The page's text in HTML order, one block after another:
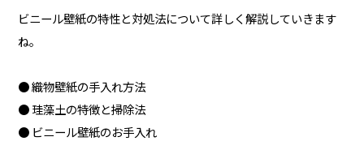
ビニール壁紙の特性と対処法について詳しく解説していきます
ね。
● 織物壁紙の手入れ方法
● 珪藻土の特徴と掃除法
● ビニール壁紙のお手入れ